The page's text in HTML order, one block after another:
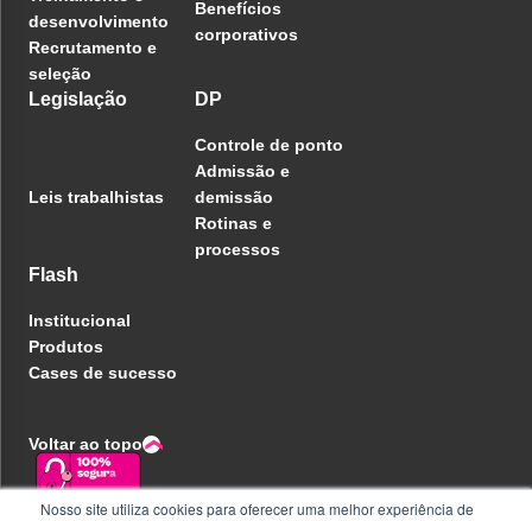
Nosso site utiliza cookies para oferecer uma melhor experiência de
desenvolvimento
Recrutamento e
seleção
Benefícios
corporativos
Legislação
Leis trabalhistas
DP
Controle de ponto
Admissão e
demissão
Rotinas e
processos
Flash
Institucional
Produtos
Cases de sucesso
Voltar ao topo